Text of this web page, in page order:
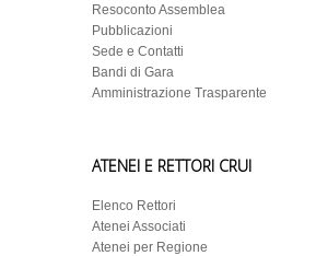
Resoconto Assemblea
Pubblicazioni
Sede e Contatti
Bandi di Gara
Amministrazione Trasparente
ATENEI E RETTORI CRUI
Elenco Rettori
Atenei Associati
Atenei per Regione